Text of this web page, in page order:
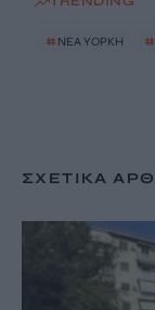
# ΝΈΑ ΥΌΡΚΗ #
ΣΧΕΤΙΚΆ